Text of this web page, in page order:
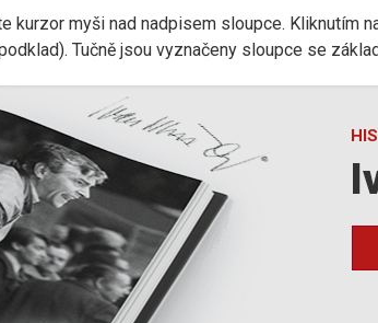
kurzor myši nad nadpisem sloupce. Kliknutím
Tučně jsou vyznačeny sloupce se